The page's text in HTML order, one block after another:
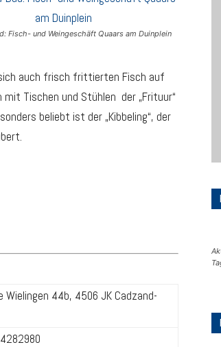
Fisch- und Weingeschäft Quaars am Duinplein
auch frisch frittierten Fisch auf
Tischen und Stühlen der „Frituur“
beliebt ist der „Kibbeling“, der
Wielingen 44b, 4506 JK Cadzand-